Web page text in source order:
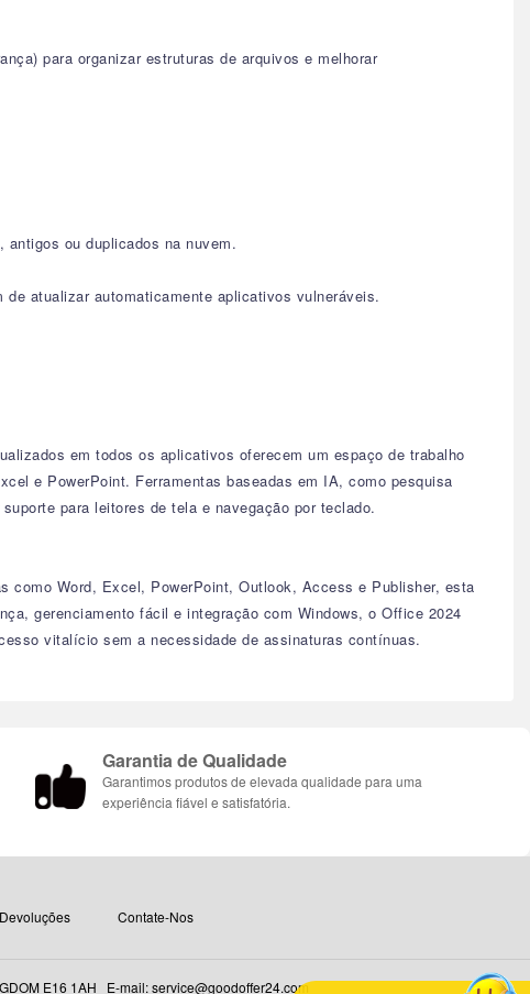
para organizar estruturas de arquivos e melhorar
antigos ou duplicados na nuvem.
atualizar automaticamente aplicativos vulneráveis.
em todos os aplicativos oferecem um espaço de trabalho
e PowerPoint. Ferramentas baseadas em IA, como pesquisa
para leitores de tela e navegação por teclado.
como Word, Excel, PowerPoint, Outlook, Access e Publisher, esta
gerenciamento fácil e integração com Windows, o Office 2024
vitalício sem a necessidade de assinaturas contínuas.
Garantia de Qualidade
Garantimos produtos de elevada qualidade para uma
experiência fiável e satisfatória.
Devoluções Contate-Nos
E16 1AH E-mail: service@goodoffer24.com